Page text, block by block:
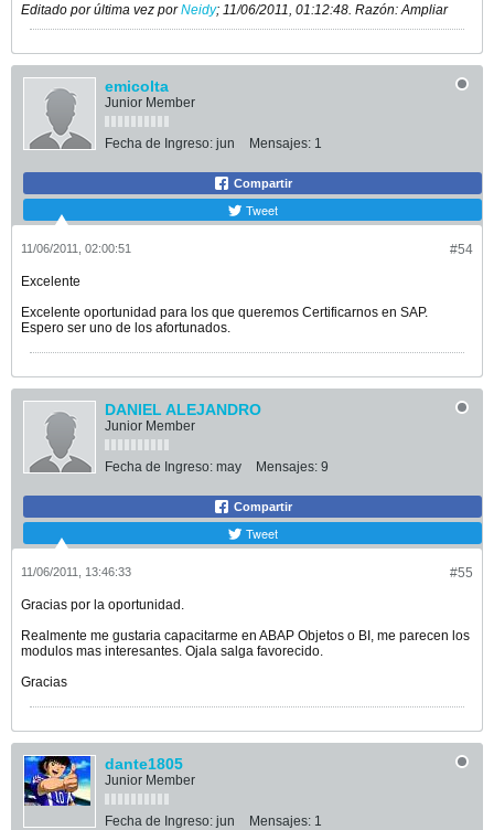
Editado por última vez porNeidy; 11/06/2011, 01:12:48. Razón:Ampliar
emicolta
Junior Member
Fecha de Ingreso: jun Mensajes: 1
Compartir
Tweet
#54
11/06/2011, 02:00:51
Excelente
Excelente oportunidad para los que queremos Certificarnos en SAP.
Espero ser uno de los afortunados.
DANIEL ALEJANDRO
Junior Member
Fecha de Ingreso: may Mensajes: 9
Compartir
Tweet
#55
11/06/2011, 13:46:33
Gracias por la oportunidad.
Realmente me gustaria capacitarme en ABAP Objetos o BI, me parecen los
modulos mas interesantes. Ojala salga favorecido.
Gracias
dante1805
Junior Member
Fecha de Ingreso: jun Mensajes: 1